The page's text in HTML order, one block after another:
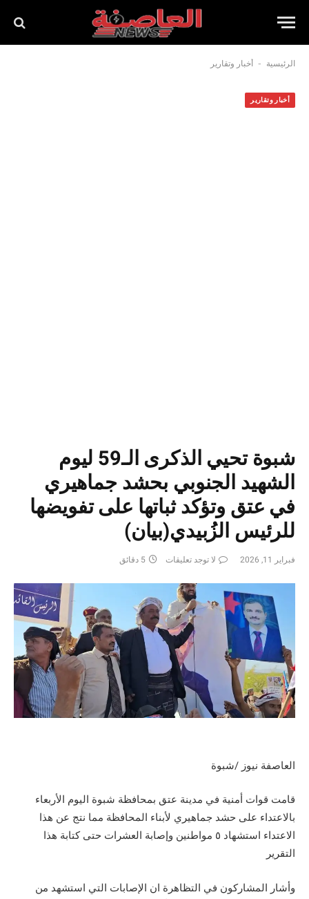
الرئيسية - أخبار وتقارير
أخبار وتقارير
شبوة تحيي الذكرى الـ59 ليوم
الشهيد الجنوبي بحشد جماهيري
في عتق وتؤكد ثباتها على تفويضها
للرئيس الزُبيدي(بيان)
فبراير 11, 2026 لا توجد تعليقات 5 دقائق
العاصفة نيوز /شبوة
قامت قوات أمنية في مدينة عتق بمحافظة شبوة اليوم الأربعاء
بالاعتداء على حشد جماهيري لأبناء المحافظة مما نتج عن هذا
الاعتداء استشهاد ٥ مواطنين وإصابة العشرات حتى كتابة هذا
التقرير
وأشار المشاركون في التظاهرة ان الإصابات التي استشهد من